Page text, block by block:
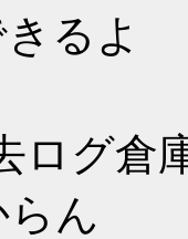
るよ
ログ倉
ん